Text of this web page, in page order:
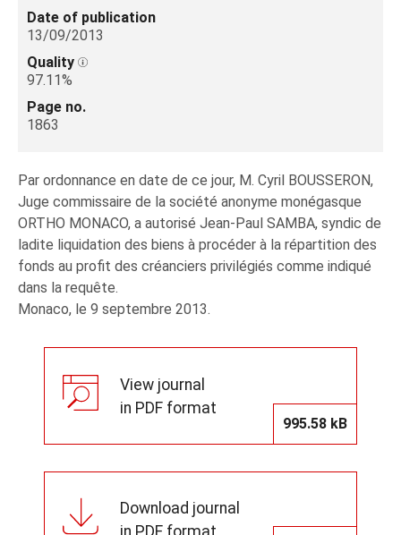
Date of publication
13/09/2013
Quality
97.11%
Page no.
1863
Par ordonnance en date de ce jour, M. Cyril BOUSSERON,
Juge commissaire de la société anonyme monégasque
ORTHO MONACO, a autorisé Jean-Paul SAMBA, syndic de
ladite liquidation des biens à procéder à la répartition des
fonds au profit des créanciers privilégiés comme indiqué
dans la requête.
Monaco, le 9 septembre 2013.
View journal
in PDF format
995.58 kB
Download journal
in PDF format